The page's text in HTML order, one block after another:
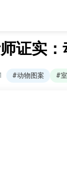
证实
#动物图案 #